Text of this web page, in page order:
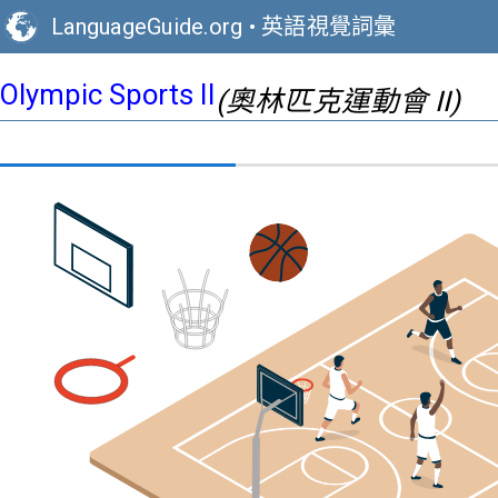
LanguageGuide.org • 英語視覺詞彙
Olympic Sports II(奧林匹克運動會 II)